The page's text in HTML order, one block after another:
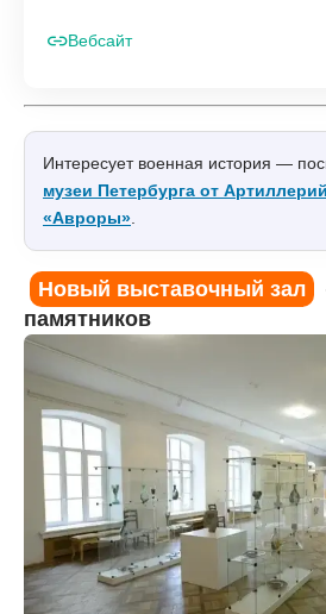
Вебсайт
Интересует военная история —
музеи Петербурга от
«Авроры»
Новый выставочный зал
памятников